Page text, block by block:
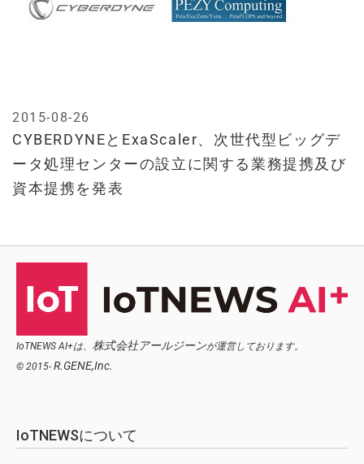
CYBERDYNEとExaScaler、次世代型ビッグデ
ータ処理センターの設立に関する業務提携及び
資本提携を発表
2015-08-26
IoTNEWS AI+は、 株式会社アールジーンが運営しております。
© 2015- R.GENE,Inc.
IoTNEWSについて